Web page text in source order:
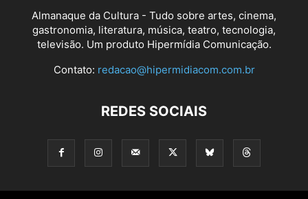
Almanaque da Cultura - Tudo sobre artes, cinema,
gastronomia, literatura, música, teatro, tecnologia,
televisão. Um produto Hipermídia Comunicação.
Contato: redacao@hipermidiacom.com.br
REDES SOCIAIS